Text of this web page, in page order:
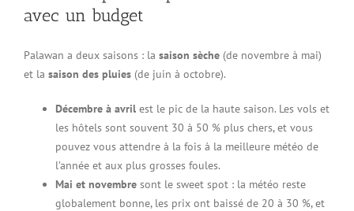
avec un budget
Palawan a deux saisons : la saison sèche (de novembre à mai)
et la saison des pluies (de juin à octobre).
Décembre à avril est le pic de la haute saison. Les vols et
les hôtels sont souvent 30 à 50 % plus chers, et vous
pouvez vous attendre à la fois à la meilleure météo de
l’année et aux plus grosses foules.
Mai et novembre sont le sweet spot : la météo reste
globalement bonne, les prix ont baissé de 20 à 30 %, et